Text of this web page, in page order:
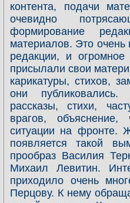
контента, подачи
очевидно
формирование
материалов. Это
редакции, и огромное
присылали свои
карикатуры, стихов,
они публиковались.
рассказы, стихи,
врагов,
ситуации на фронте.
появляется такой
прообраз Василия
Михаил Левитин.
приходило очень
Перцову. К нему